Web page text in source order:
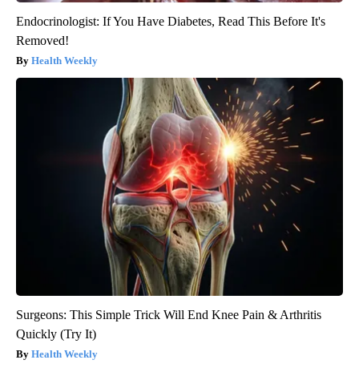
Endocrinologist: If You Have Diabetes, Read This Before It's
Removed!
Health Weekly
Surgeons: This Simple Trick Will End Knee Pain & Arthritis
Quickly (Try It)
Health Weekly